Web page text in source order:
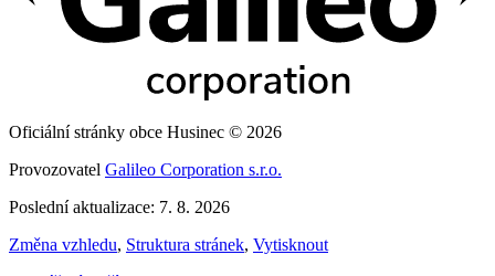
Oficiální stránky obce Husinec © 2026
Provozovatel Galileo Corporation s.r.o.
Poslední aktualizace: 7. 8. 2026
Změna vzhledu, Struktura stránek, Vytisknout